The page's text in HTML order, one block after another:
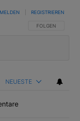
FOLGE DIESER
FOLGEN
REGISTRIEREN
NEUESTE